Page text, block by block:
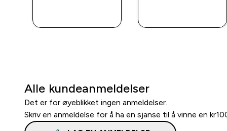
Alle kundeanmeldelser
Det er for øyeblikket ingen anmeldelser.
Skriv en anmeldelse for å ha en sjanse til å vinne en